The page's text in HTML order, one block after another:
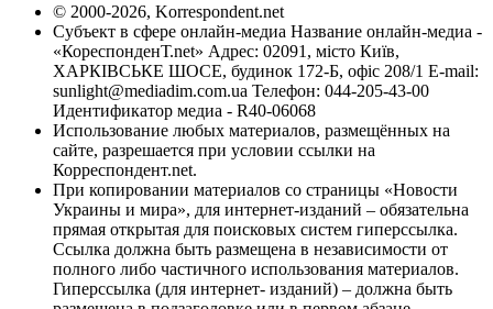
© 2000-2026, Korrespondent.net
Субъект в сфере онлайн-медиа Название онлайн-медиа -
«КореспонденТ.net» Адрес: 02091, місто Київ,
ХАРКІВСЬКЕ ШОСЕ, будинок 172-Б, офіс 208/1 E-mail:
sunlight@mediadim.com.ua Телефон: 044-205-43-00
Идентификатор медиа - R40-06068
Использование любых материалов, размещённых на
сайте, разрешается при условии ссылки на
Корреспондент.net.
При копировании материалов со страницы «Новости
Украины и мира», для интернет-изданий – обязательна
прямая открытая для поисковых систем гиперссылка.
Ссылка должна быть размещена в независимости от
полного либо частичного использования материалов.
Гиперссылка (для интернет- изданий) – должна быть